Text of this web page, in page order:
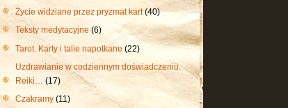
Życie widziane przez pryzmat kart(40)
Teksty medytacyjne (6)
Tarot. Karty i talie napotkane (22)
Uzdrawianie w codziennym doświadczeniu.
Reiki… (17)
Czakramy (11)